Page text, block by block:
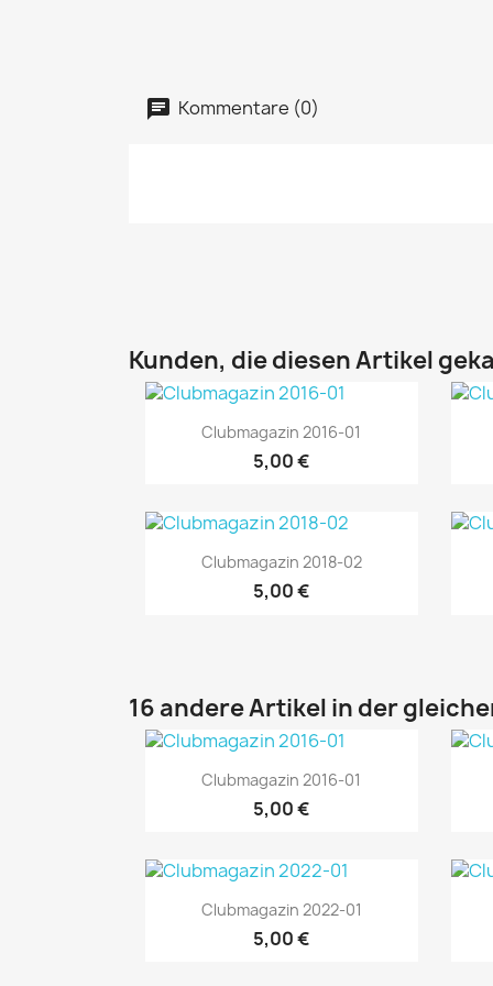
Kommentare (0)
Kunden, die diesen Artikel
Vorschau
Clubmagazin 2016-01
5,00 €
Vorschau
Clubmagazin 2018-02
5,00 €
16 andere Artikel in der
Vorschau
Clubmagazin 2016-01
5,00 €
Vorschau
Clubmagazin 2022-01
5,00 €